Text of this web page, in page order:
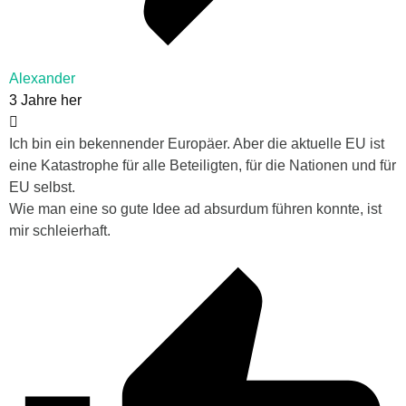
Alexander
3 Jahre her
Ich bin ein bekennender Europäer. Aber die aktuelle EU ist
eine Katastrophe für alle Beteiligten, für die Nationen und für
EU selbst.
Wie man eine so gute Idee ad absurdum führen konnte, ist
mir schleierhaft.